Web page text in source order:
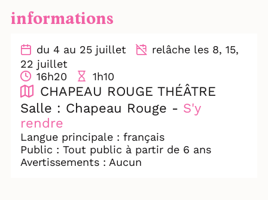
Les deux compères semblent n'avoir rien
en commun et pourtant, l'amour finira par
Entre et assieds-toi, cabaret du non-sens
et de l’à peu près, florilège de chansons de
Boby Lapointe, chansons insolites,
farfelues, rigolotes et costaudes.
informations
du 4 au 25 juillet
relâche les 8, 15,
22 juillet
16h20
1h10
CHAPEAU ROUGE THÉÂTRE
Salle : Chapeau Rouge - S'y
rendre
Langue principale : français
Public : Tout public à partir de 6 ans
Avertissements : Aucun